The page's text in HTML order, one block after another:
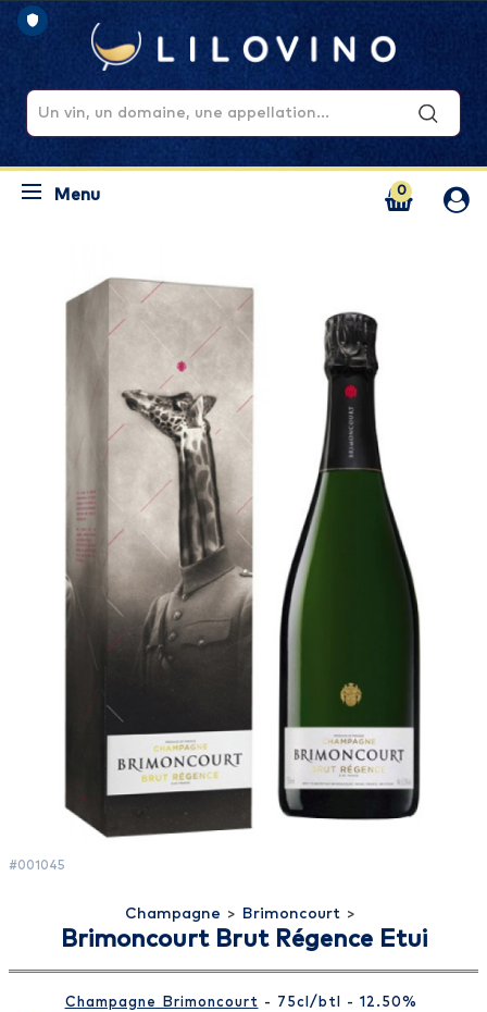
0
Menu
#001045
Champagne > Brimoncourt >
Brimoncourt Brut Régence Etui
Champagne Brimoncourt - 75cl /btl - 12.50%